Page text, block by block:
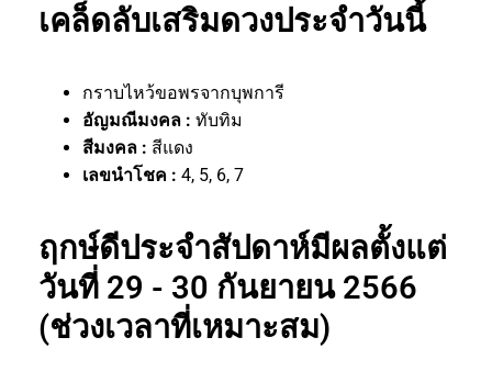
เคล็ดลับเสริมดวงประจำวันนี้
กราบไหว้ขอพรจากบุพการี
อัญมณีมงคล : ทับทิม
สีมงคล : สีแดง
เลขนำโชค : 4, 5, 6, 7
ฤกษ์ดีประจำสัปดาห์มีผลตั้งแต่
วันที่ 29 - 30 กันยายน 2566
(ช่วงเวลาที่เหมาะสม)